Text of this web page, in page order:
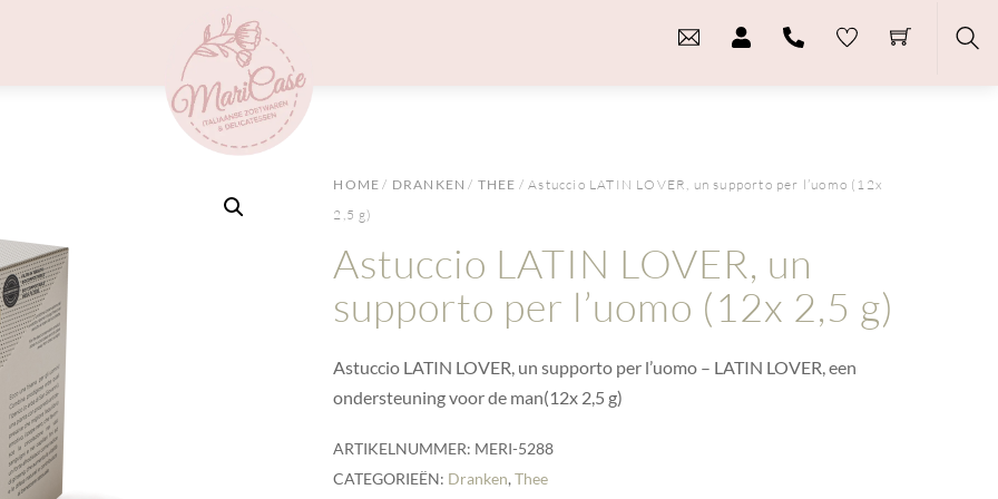
Menu
HOME / DRANKEN / THEE / Astuccio LATIN LOVER, un supporto per l’uomo (12x
2,5 g)
Astuccio LATIN LOVER, un
supporto per l’uomo (12x 2,5 g)
Astuccio LATIN LOVER, un supporto per l’uomo – LATIN LOVER, een
ondersteuning voor de man(12x 2,5 g)
ARTIKELNUMMER: MERI-5288
CATEGORIEËN: Dranken,Thee